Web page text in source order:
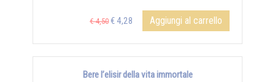
€ 4,50 € 4,28 Aggiungi al carrello
Bere l’elisir della vita immortale